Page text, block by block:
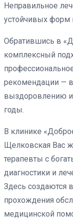
Неправильное
устойчивых форм
Обратившись в
комплексный
рекомендации —
выздоровлению и
годы.
В клинике
Щелковская Вас
терапевты с
диагностики и
Здесь создаются
прохождения
медицинской